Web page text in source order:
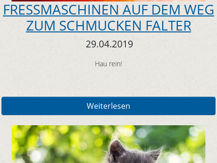
FRESSMASCHINEN AUF DEM WEG
ZUM SCHMUCKEN FALTER
29.04.2019
Hau rein!
Weiterlesen